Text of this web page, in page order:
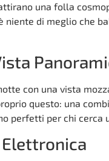
una folla
niente di meglio che
con una vista
questo: una
perfetti per chi cerca